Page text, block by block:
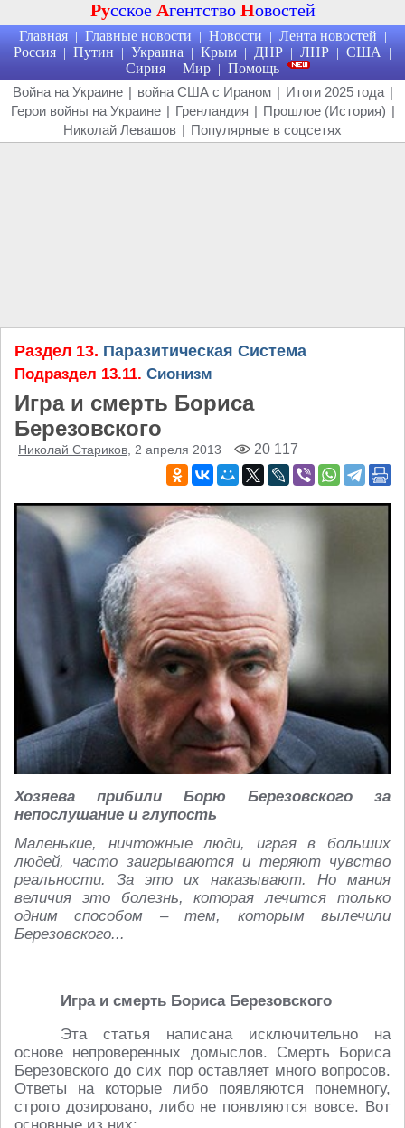
Русское Агентство Новостей
Главная | Главные новости | Новости | Лента новостей |
Россия | Путин | Украина | Крым | ДНР | ЛНР | США |
Сирия | Мир | Помощь
Война на Украине | война США с Ираном | Итоги 2025 года |
Герои войны на Украине | Гренландия | Прошлое (История) |
Николай Левашов | Популярные в соцсетях
Раздел 13. Паразитическая Система
Подраздел 13.11. Сионизм
Игра и смерть Бориса
Березовского
Николай Стариков , 2 апреля 2013 20 117
Хозяева прибили Борю Березовского за
непослушание и глупость
Маленькие, ничтожные люди, играя в больших
людей, часто заигрываются и теряют чувство
реальности. За это их наказывают. Но мания
величия это болезнь, которая лечится только
одним способом – тем, которым вылечили
Березовского...
Игра и смерть Бориса Березовского
Эта статья написана исключительно на
основе непроверенных домыслов. Смерть Бориса
Березовского до сих пор оставляет много вопросов.
Ответы на которые либо появляются понемногу,
строго дозировано, либо не появляются вовсе. Вот